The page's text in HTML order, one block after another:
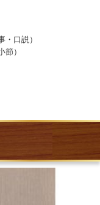
口説）
）